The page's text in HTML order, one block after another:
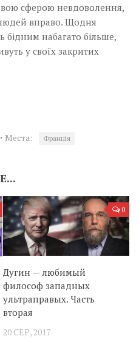
сферою невдоволення,
людей вправо. Щодня
бідним набагато більше,
у своїх закритих
· Места: Франція
0
Дугин — любимый
философ западных
ультраправых. Часть
вторая
20 СЕР, 2017